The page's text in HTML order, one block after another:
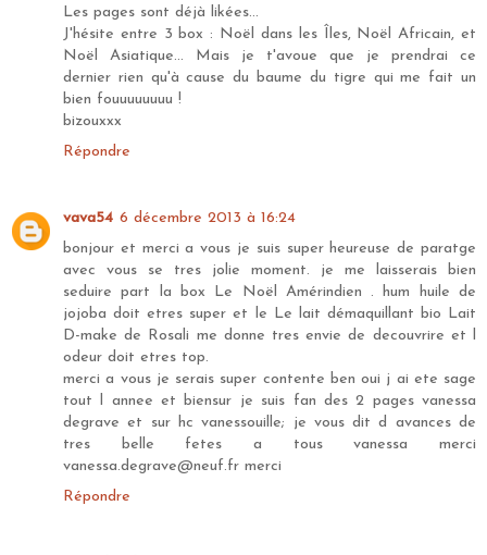
Les pages sont déjà likées...
J'hésite entre 3 box : Noël dans les Îles, Noël Africain, et
Noël Asiatique... Mais je t'avoue que je prendrai ce
dernier rien qu'à cause du baume du tigre qui me fait un
bien fouuuuuuuu !
bizouxxx
Répondre
vava54 6 décembre 2013 à 16:24
bonjour et merci a vous je suis super heureuse de paratge
avec vous se tres jolie moment. je me laisserais bien
seduire part la box Le Noël Amérindien . hum huile de
jojoba doit etres super et le Le lait démaquillant bio Lait
D-make de Rosali me donne tres envie de decouvrire et l
odeur doit etres top.
merci a vous je serais super contente ben oui j ai ete sage
tout l annee et biensur je suis fan des 2 pages vanessa
degrave et sur hc vanessouille; je vous dit d avances de
tres belle fetes a tous vanessa merci
vanessa.degrave@neuf.fr merci
Répondre